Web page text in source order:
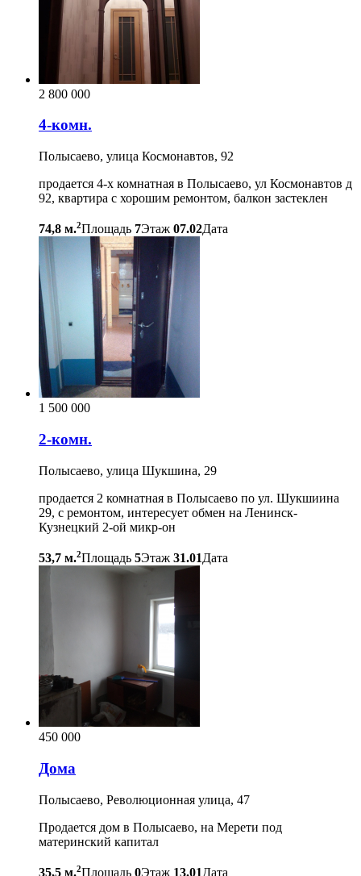
2 800 000
4-комн.
Полысаево, улица Космонавтов, 92
продается 4-х комнатная в Полысаево, ул Космонавтов д
92, квартира с хорошим ремонтом, балкон застеклен
74,8 м.2Площадь 7Этаж 07.02Дата
1 500 000
2-комн.
Полысаево, улица Шукшина, 29
продается 2 комнатная в Полысаево по ул. Шукшиина
29, с ремонтом, интересует обмен на Ленинск-
Кузнецкий 2-ой микр-он
53,7 м.2Площадь 5Этаж 31.01Дата
450 000
Дома
Полысаево, Революционная улица, 47
Продается дом в Полысаево, на Мерети под
материнский капитал
35,5 м.2Площадь 0Этаж 13.01Дата